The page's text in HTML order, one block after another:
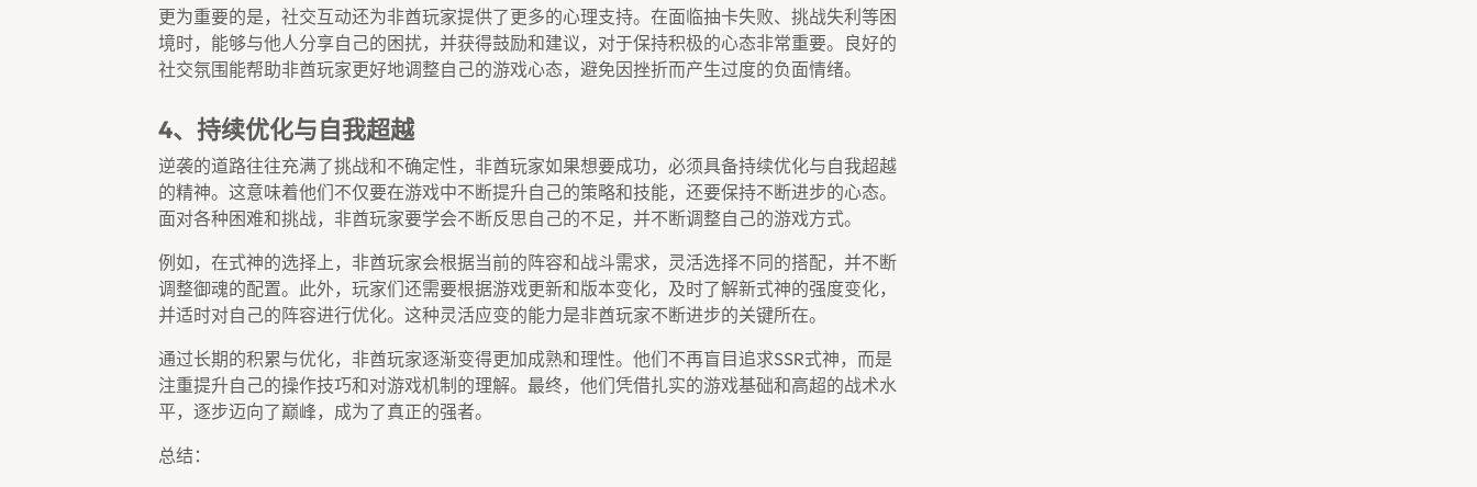
更为重要的是，社交互动还为非酋玩家提供了更多的心理支持。在面临抽卡失败、挑战失利等困
境时，能够与他人分享自己的困扰，并获得鼓励和建议，对于保持积极的心态非常重要。良好的
社交氛围能帮助非酋玩家更好地调整自己的游戏心态，避免因挫折而产生过度的负面情绪。
4、持续优化与自我超越
逆袭的道路往往充满了挑战和不确定性，非酋玩家如果想要成功，必须具备持续优化与自我超越
的精神。这意味着他们不仅要在游戏中不断提升自己的策略和技能，还要保持不断进步的心态。
面对各种困难和挑战，非酋玩家要学会不断反思自己的不足，并不断调整自己的游戏方式。
例如，在式神的选择上，非酋玩家会根据当前的阵容和战斗需求，灵活选择不同的搭配，并不断
调整御魂的配置。此外，玩家们还需要根据游戏更新和版本变化，及时了解新式神的强度变化，
并适时对自己的阵容进行优化。这种灵活应变的能力是非酋玩家不断进步的关键所在。
通过长期的积累与优化，非酋玩家逐渐变得更加成熟和理性。他们不再盲目追求SSR式神，而是
注重提升自己的操作技巧和对游戏机制的理解。最终，他们凭借扎实的游戏基础和高超的战术水
平，逐步迈向了巅峰，成为了真正的强者。
总结：